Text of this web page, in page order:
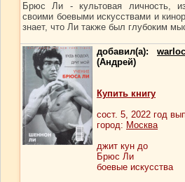
Брюс Ли - культовая личность,
своими боевыми искусствами и
знает, что Ли также был глубоким
добавил(а):
(Андрей)
Купить книгу
сост. 5, 2022 год
город: Москва
джит кун до
Брюс Ли
боевые искусства